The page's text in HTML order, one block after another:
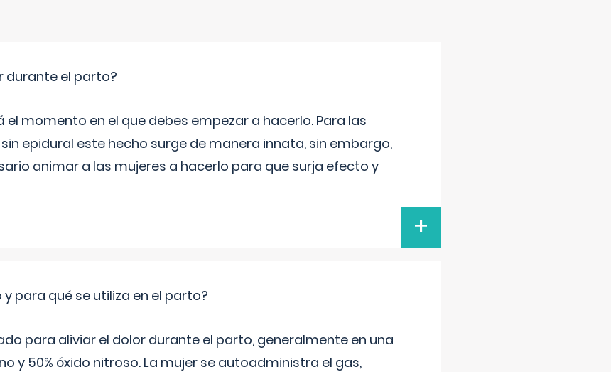
durante el parto?
momento en el que debes empezar a hacerlo. Para las
epidural este hecho surge de manera innata, sin embargo,
animar a las mujeres a hacerlo para que surja efecto y
+
y para qué se utiliza en el parto?
para aliviar el dolor durante el parto, generalmente en una
y 50% óxido nitroso. La mujer se autoadministra el gas,